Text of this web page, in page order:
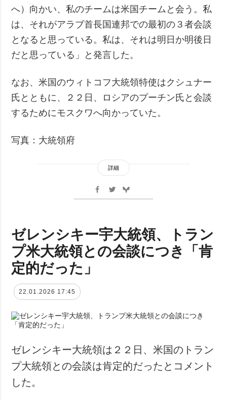
へ）向かい、私のチームは米国チームと会う。私
は、それがアラブ首長国連邦での最初の３者会談
となると思っている。私は、それは明日か明後日
だと思っている」と発言した。
なお、米国のウィトコフ大統領特使はクシュナー
氏とともに、２２日、ロシアのプーチン氏と会談
するためにモスクワへ向かっていた。
写真：大統領府
詳細
ゼレンシキー宇大統領、トラン
プ米大統領との会談につき「肯
定的だった」
22.01.2026 17:45
ゼレンシキー大統領は２２日、米国のトラン
プ大統領との会談は肯定的だったとコメント
した。